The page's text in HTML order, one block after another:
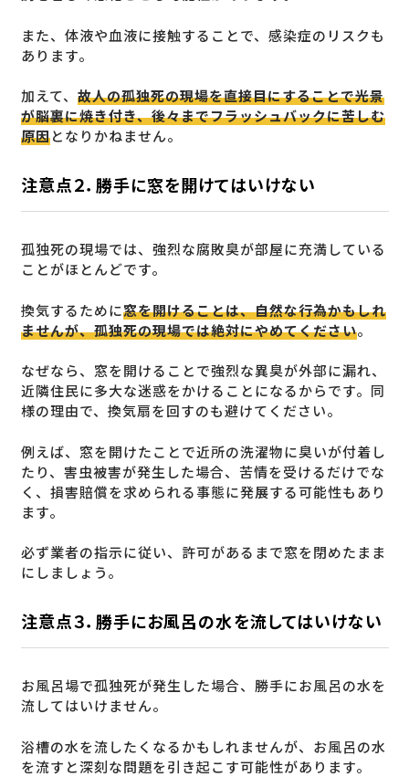
また、体液や血液に接触することで、感染症のリスクも
あります。
加えて、 故人の孤独死の現場を直接目にすることで光景
が脳裏に焼き付き、後々までフラッシュバックに苦しむ
原因となりかねません。
注意点２．勝手に窓を開けてはいけない
孤独死の現場では、強烈な腐敗臭が部屋に充満している
ことがほとんどです。
換気するために窓を開けることは、自然な行為かもしれ
ませんが、孤独死の現場では絶対にやめてください。
なぜなら、窓を開けることで強烈な異臭が外部に漏れ、
近隣住民に多大な迷惑をかけることになるからです。同
様の理由で、換気扇を回すのも避けてください。
例えば、窓を開けたことで近所の洗濯物に臭いが付着し
たり、害虫被害が発生した場合、苦情を受けるだけでな
く、損害賠償を求められる事態に発展する可能性もあり
ます。
必ず業者の指示に従い、許可があるまで窓を閉めたまま
にしましょう。
注意点３．勝手にお風呂の水を流してはいけない
お風呂場で孤独死が発生した場合、勝手にお風呂の水を
流してはいけません。
浴槽の水を流したくなるかもしれませんが、お風呂の水
を流すと深刻な問題を引き起こす可能性があります。